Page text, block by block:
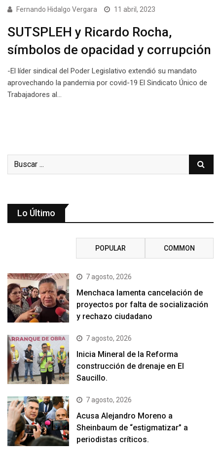
Fernando Hidalgo Vergara 11 abril, 2023
SUTSPLEH y Ricardo Rocha,
símbolos de opacidad y corrupción
-El líder sindical del Poder Legislativo extendió su mandato
aprovechando la pandemia por covid-19 El Sindicato Único de
Trabajadores al…
Lo Último
POPULAR COMMON
7 agosto, 2026
Menchaca lamenta cancelación de
proyectos por falta de socialización
y rechazo ciudadano
7 agosto, 2026
Inicia Mineral de la Reforma
construcción de drenaje en El
Saucillo.
7 agosto, 2026
Acusa Alejandro Moreno a
Sheinbaum de “estigmatizar” a
periodistas críticos.